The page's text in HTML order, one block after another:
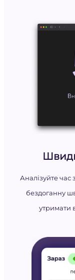
Аналізуйте час
бездоганну
утримати